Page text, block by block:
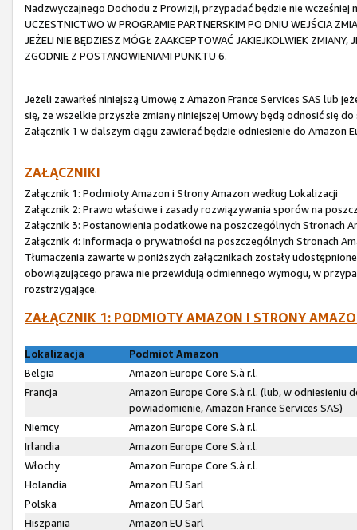
Nadzwyczajnego Dochodu z Prowizji, przypadać będzie nie
UCZESTNICTWO W PROGRAMIE PARTNERSKIM PO DNIU WEJŚCIA
JEŻELI NIE BĘDZIESZ MÓGŁ ZAAKCEPTOWAĆ JAKIEJKOLWIEK
ZGODNIE Z POSTANOWIENIAMI PUNKTU 6.
Jeżeli zawarłeś niniejszą Umowę z Amazon France Services SAS lub
się, że wszelkie przyszłe zmiany niniejszej Umowy będą odnosić się
Załącznik 1 w dalszym ciągu zawierać będzie odniesienie do Amazon
ZAŁĄCZNIKI
Załącznik 1: Podmioty Amazon i Strony Amazon według Lokalizacji
Załącznik 2: Prawo właściwe i zasady rozwiązywania sporów na
Załącznik 3: Postanowienia podatkowe na poszczególnych Stronach
Załącznik 4: Informacja o prywatności na poszczególnych Stronach
Tłumaczenia zawarte w poniższych załącznikach zostały
obowiązującego prawa nie przewidują odmiennego wymogu, w
rozstrzygające.
ZAŁĄCZNIK 1: PODMIOTY AMAZON I STRONY
Lokalizacja
Podmiot Amazon
Belgia
Amazon Europe Core S.à r.l.
Francja
Amazon Europe Core S.à r.l. (lub, w
powiadomienie, Amazon France Services SAS)
Niemcy
Amazon Europe Core S.à r.l.
Irlandia
Amazon Europe Core S.à r.l.
Włochy
Amazon Europe Core S.à r.l.
Holandia
Amazon EU Sarl
Polska
Amazon EU Sarl
Hiszpania
Amazon EU Sarl